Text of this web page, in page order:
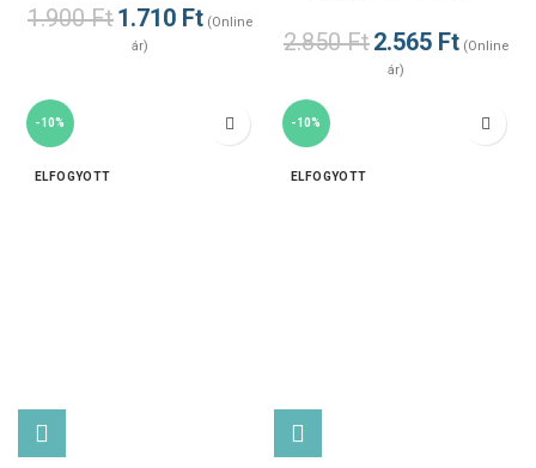
1.900Ft1.710 Ft (Online
ár)
2.850Ft2.565 Ft (Online
ár)
-10%
ELFOGYOTT
-10%
ELFOGYOTT